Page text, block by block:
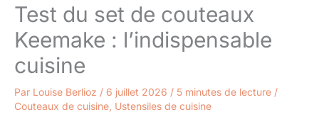
Test du set de couteaux
Keemake : l’indispensable
cuisine
Par Louise Berlioz / 6 juillet 2026 / 5 minutes de lecture /
Couteaux de cuisine Ustensiles de cuisine